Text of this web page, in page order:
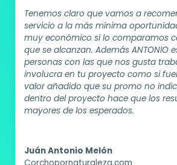
Tenemos claro que vamos a
servicio a la más mínima
muy económico si lo comparamos
que se alcanzan. Además ANTONIO
personas con las que nos gusta
involucra en tu proyecto como si
valor añadido que su promo no
dentro del proyecto hace que los
mayores de los esperados.
Juán Antonio Melón
Corchopornaturaleza.com